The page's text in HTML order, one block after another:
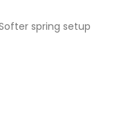
spring setup